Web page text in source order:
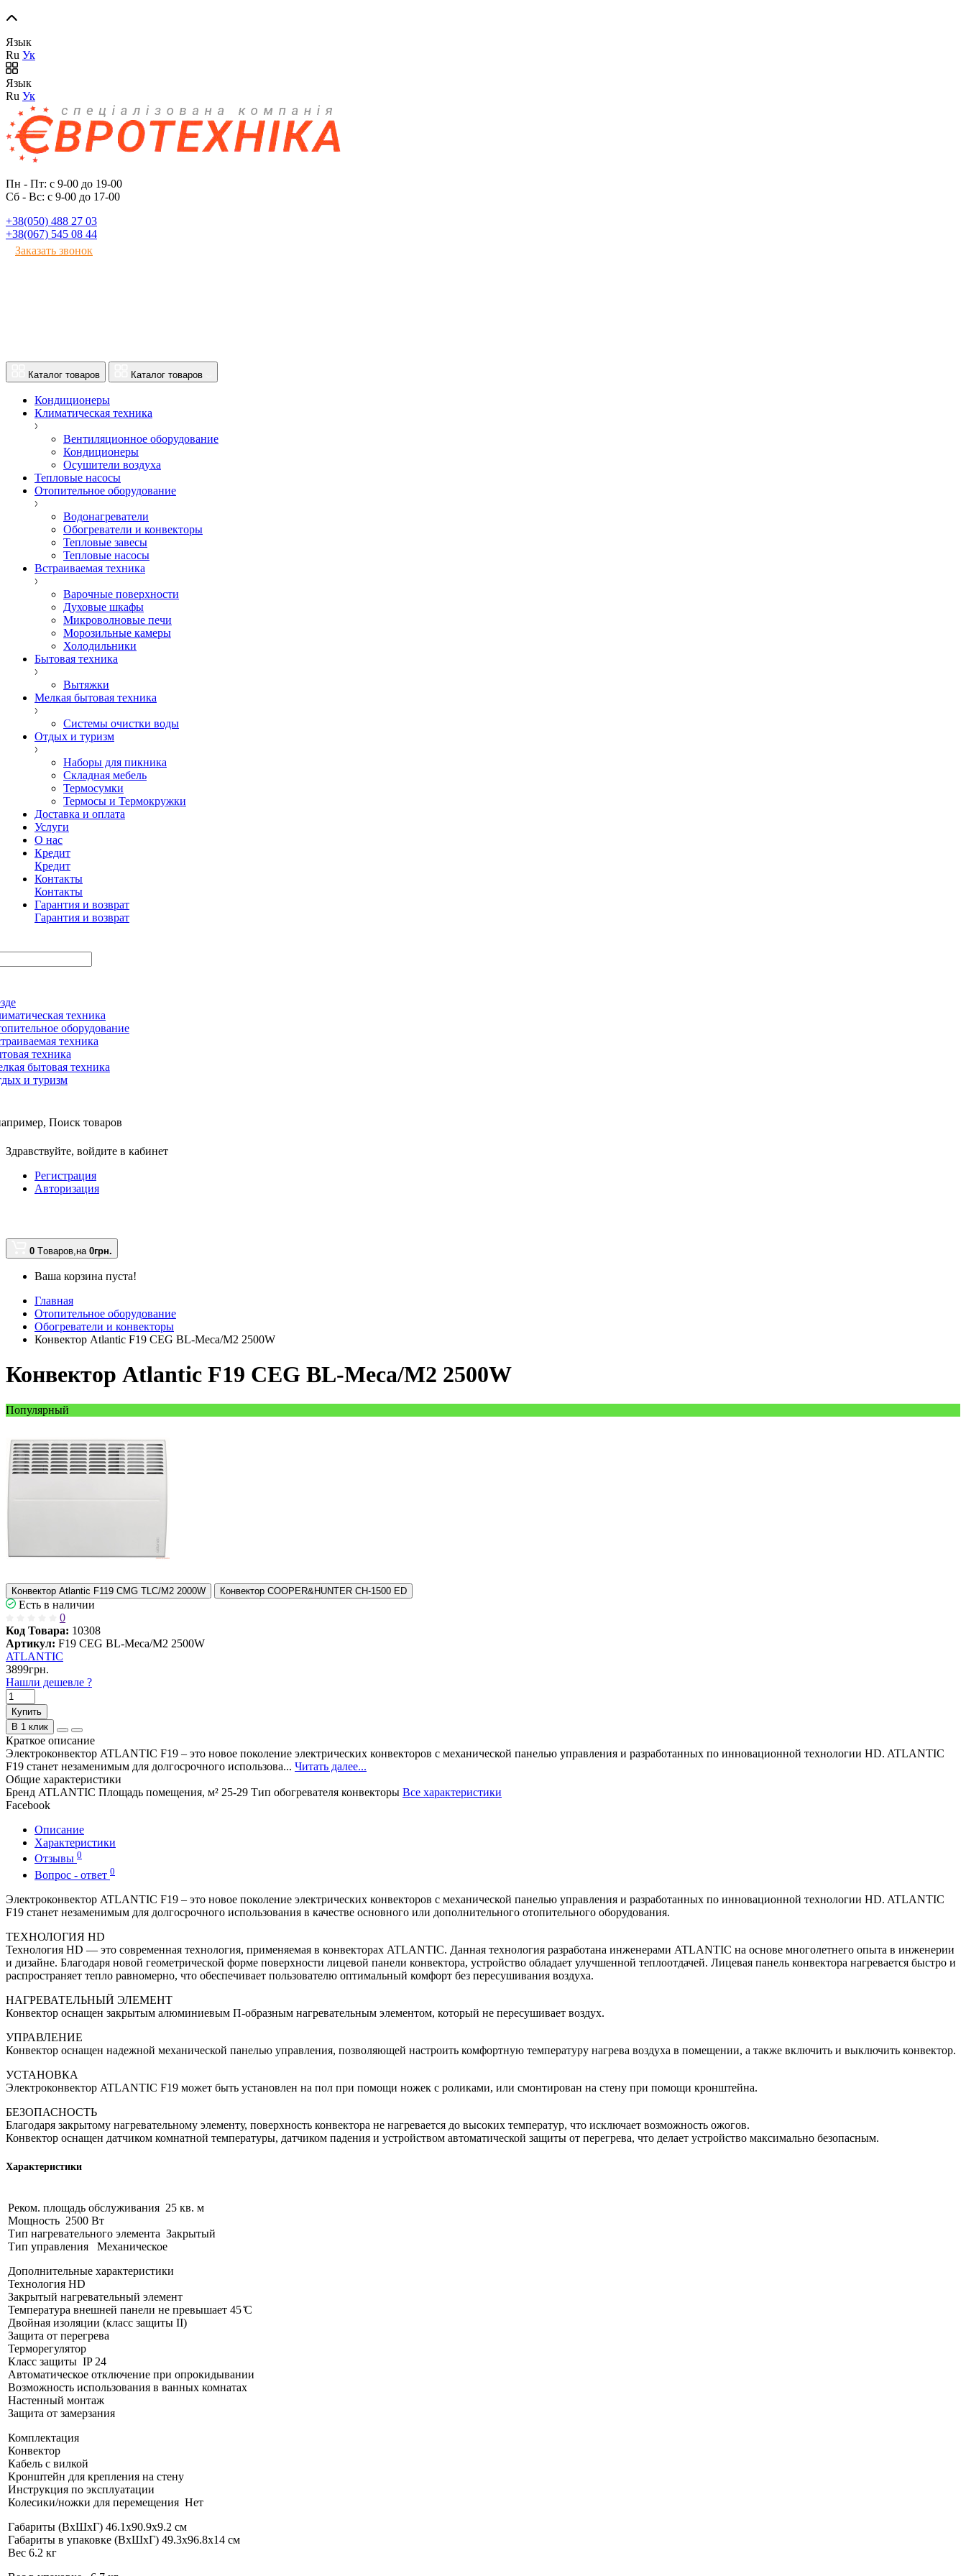
Язык
Ru Ук
Язык
Ru Ук
Пн - Пт: с 9-00 до 19-00
Сб - Вс: с 9-00 до 17-00
+38(050) 488 27 03
+38(067) 545 08 44
Заказать звонок
Каталог товаров Каталог товаров
Кондиционеры
Климатическая техника
Вентиляционное оборудование
Кондиционеры
Осушители воздуха
Тепловые насосы
Отопительное оборудование
Водонагреватели
Обогреватели и конвекторы
Тепловые завесы
Тепловые насосы
Встраиваемая техника
Варочные поверхности
Духовые шкафы
Микроволновые печи
Морозильные камеры
Холодильники
Бытовая техника
Вытяжки
Мелкая бытовая техника
Системы очистки воды
Отдых и туризм
Наборы для пикника
Складная мебель
Термосумки
Термосы и Термокружки
Доставка и оплата
Услуги
О нас
Кредит
Кредит
Контакты
Контакты
Гарантия и возврат
Гарантия и возврат
техника
оборудование
техника
техника
бытовая техника
и туризм
Поиск товаров
Здравствуйте, войдите в кабинет
Регистрация
Авторизация
0 Tоваров,на 0грн.
Ваша корзина пуста!
Главная
Отопительное оборудование
Обогреватели и конвекторы
Конвектор Atlantic F19 CEG BL-Meca/M2 2500W
Конвектор Atlantic F19 CEG BL-Meca/M2 2500W
Популярный
Конвектор Atlantic F119 CMG TLC/M2 2000W Конвектор COOPER&HUNTER CH-1500 ED
Есть в наличии
0
Код Товара: 10308
Артикул: F19 CEG BL-Meca/M2 2500W
ATLANTIC
3899грн.
Нашли дешевле ?
Купить
В 1 клик
Краткое описание
Электроконвектор ATLANTIC F19 – это новое поколение электрических конвекторов с механической панелью управления и разработанных по инновационной технологии HD. ATLANTIC
F19 станет незаменимым для долгосрочного использова... Читать далее...
Общие характеристики
Бренд ATLANTIC Площадь помещения, м² 25-29 Тип обогревателя конвекторы Все характеристики
Facebook
Описание
Характеристики
Отзывы 0
Вопрос - ответ 0
Электроконвектор ATLANTIC F19 – это новое поколение электрических конвекторов с механической панелью управления и разработанных по инновационной технологии HD. ATLANTIC
F19 станет незаменимым для долгосрочного использования в качестве основного или дополнительного отопительного оборудования.
ТЕХНОЛОГИЯ HD
Технология HD — это современная технология, применяемая в конвекторах ATLANTIC. Данная технология разработана инженерами ATLANTIC на основе многолетнего опыта в инженерии
и дизайне. Благодаря новой геометрической форме поверхности лицевой панели конвектора, устройство обладает улучшенной теплоотдачей. Лицевая панель конвектора нагревается быстро и
распространяет тепло равномерно, что обеспечивает пользователю оптимальный комфорт без пересушивания воздуха.
НАГРЕВАТЕЛЬНЫЙ ЭЛЕМЕНТ
Конвектор оснащен закрытым алюминиевым П-образным нагревательным элементом, который не пересушивает воздух.
УПРАВЛЕНИЕ
Конвектор оснащен надежной механической панелью управления, позволяющей настроить комфортную температуру нагрева воздуха в помещении, а также включить и выключить конвектор.
УСТАНОВКА
Электроконвектор ATLANTIC F19 может быть установлен на пол при помощи ножек с роликами, или смонтирован на стену при помощи кронштейна.
БЕЗОПАСНОСТЬ
Благодаря закрытому нагревательному элементу, поверхность конвектора не нагревается до высоких температур, что исключает возможность ожогов.
Конвектор оснащен датчиком комнатной температуры, датчиком падения и устройством автоматической защиты от перегрева, что делает устройство максимально безопасным.
Характеристики
Реком. площадь обслуживания 25 кв. м
Мощность 2500 Вт
Тип нагревательного элемента Закрытый
Тип управления Механическое
Дополнительные характеристики
Технология HD
Закрытый нагревательный элемент
Температура внешней панели не превышает 45 ̊С
Двойная изоляции (класс защиты II)
Защита от перегрева
Терморегулятор
Класс защиты IP 24
Автоматическое отключение при опрокидывании
Возможность использования в ванных комнатах
Настенный монтаж
Защита от замерзания
Комплектация
Конвектор
Кабель с вилкой
Кронштейн для крепления на стену
Инструкция по эксплуатации
Колесики/ножки для перемещения Нет
Габариты (ВхШхГ) 46.1x90.9x9.2 см
Габариты в упаковке (ВхШхГ) 49.3х96.8х14 см
Вес 6.2 кг